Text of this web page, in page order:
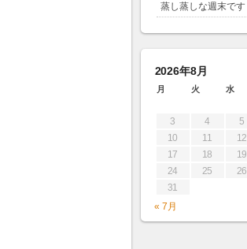
蒸し蒸しな週末です
2026年8月
月 火 水
3
4 5
10
11 12
17
18 19
24
25 26
31
« 7月